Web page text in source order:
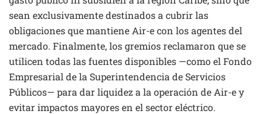
sean exclusivamente destinados a cubrir las
obligaciones que mantiene Air-e con los agentes del
mercado. Finalmente, los gremios reclamaron que se
utilicen todas las fuentes disponibles —como el Fondo
Empresarial de la Superintendencia de Servicios
Públicos— para dar liquidez a la operación de Air-e y
evitar impactos mayores en el sector eléctrico.